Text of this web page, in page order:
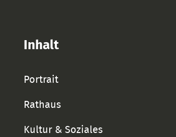
Inhalt
Portrait
Rathaus
Kultur & Soziales